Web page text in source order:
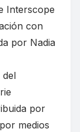
Interscope
con
por Nadia
del
por
medios